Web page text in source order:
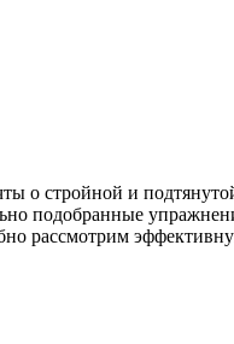
о стройной и
подобранные
рассмотрим